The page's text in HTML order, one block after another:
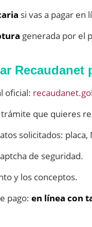
si vas a pagar en
generada por el
Recaudanet
oficial:
trámite que quieres
solicitados: placa,
de seguridad.
y los conceptos.
pago: en línea con